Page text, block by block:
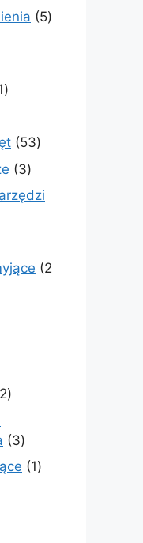
55
1
5353
33
produkty
2
22
33
produkty
11